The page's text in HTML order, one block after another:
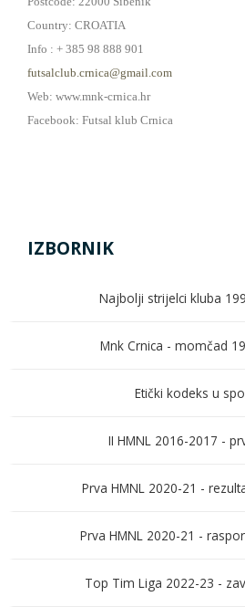
Country: CROATIA
Info : + 385 98 888 901
futsalclub.crnica@gmail.com
Web: www.mnk-crnica.hr
Facebook: Futsal klub Crnica
IZBORNIK
Najbolji strijelci kluba
Mnk Crnica - momčad
Etički kodeks u
II HMNL 2016-2017 -
Prva HMNL 2020-21 -
Prva HMNL 2020-21 -
Top Tim Liga 2022-23 -